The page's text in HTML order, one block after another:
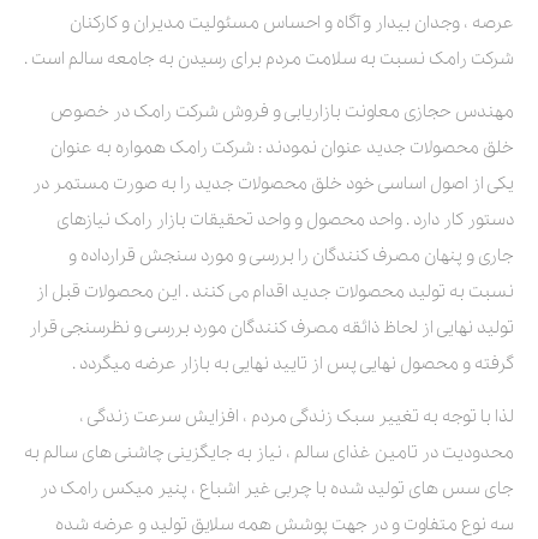
عرصه ، وجدان بیدار و آگاه و احساس مسئولیت مدیران و کارکنان
شرکت رامک نسبت به سلامت مردم برای رسیدن به جامعه سالم است .
مهندس حجازی معاونت بازاریابی و فروش شرکت رامک در خصوص
خلق محصولات جدید عنوان نمودند : شرکت رامک همواره به عنوان
یکی از اصول اساسی خود خلق محصولات جدید را به صورت مستمر در
دستور کار دارد . واحد محصول و واحد تحقیقات بازار رامک نیازهای
جاری و پنهان مصرف کنندگان را بررسی و مورد سنجش قرارداده و
نسبت به تولید محصولات جدید اقدام می کنند . این محصولات قبل از
تولید نهایی از لحاظ ذائقه مصرف کنندگان مورد بررسی و نظرسنجی قرار
گرفته و محصول نهایی پس از تایید نهایی به بازار عرضه میگردد .
لذا با توجه به تغییر سبک زندگی مردم ، افزایش سرعت زندگی ،
محدودیت در تامین غذای سالم ، نیاز به جایگزینی چاشنی های سالم به
جای سس های تولید شده با چربی غیر اشباع ، پنیر میکس رامک در
سه نوع متفاوت و در جهت پوشش همه سلایق تولید و عرضه شده